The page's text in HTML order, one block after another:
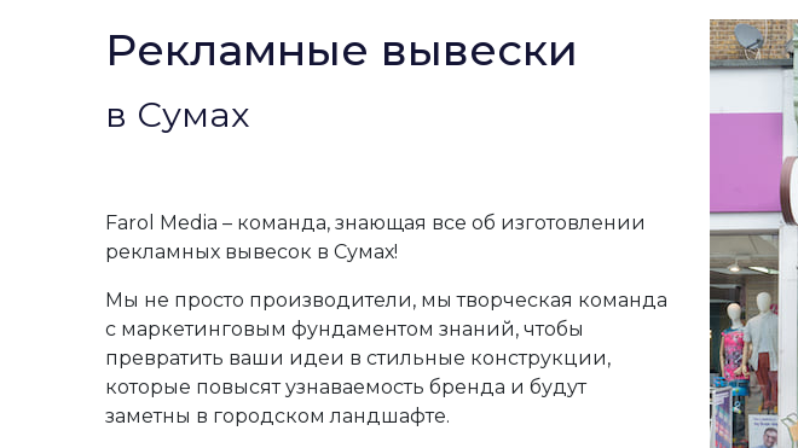
Рекламные вывески
в Сумах
Farol Media – команда, знающая все об изготовлении
рекламных вывесок в Сумах!
Мы не просто производители, мы творческая команда
с маркетинговым фундаментом знаний, чтобы
превратить ваши идеи в стильные конструкции,
которые повысят узнаваемость бренда и будут
заметны в городском ландшафте.